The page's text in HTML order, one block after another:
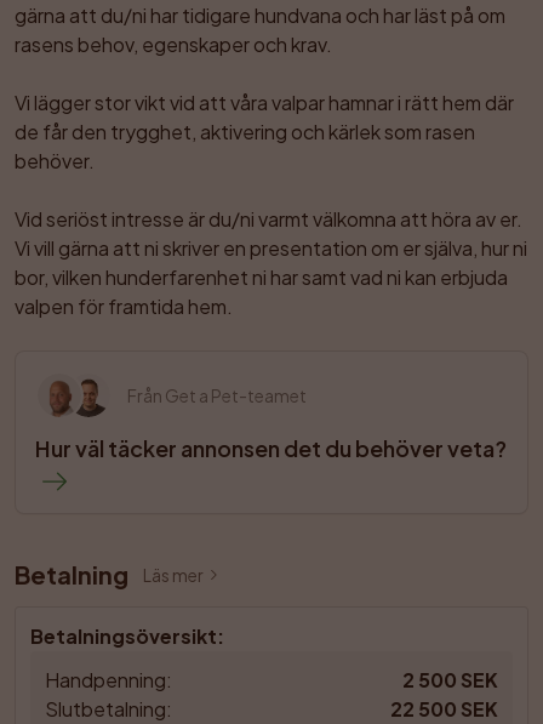
gärna att du/ni har tidigare hundvana och har läst på om
rasens behov, egenskaper och krav.
Vi lägger stor vikt vid att våra valpar hamnar i rätt hem där
de får den trygghet, aktivering och kärlek som rasen
behöver.
Vid seriöst intresse är du/ni varmt välkomna att höra av er.
Vi vill gärna att ni skriver en presentation om er själva, hur ni
bor, vilken hunderfarenhet ni har samt vad ni kan erbjuda
valpen för framtida hem.
Från Get a Pet-teamet
Hur väl täcker annonsen det du behöver veta?
Betalning Läs mer
Betalningsöversikt:
Handpenning:
2 500 SEK
Slutbetalning:
22 500 SEK